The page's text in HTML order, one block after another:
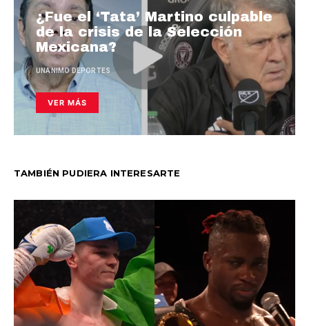
¿Fue el ‘Tata’ Martino culpable
de la crisis de la Selección
Mexicana?
UNANIMO DEPORTES
VER MÁS
TAMBIÉN PUDIERA INTERESARTE